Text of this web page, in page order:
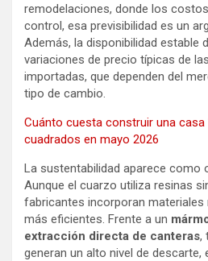
remodelaciones, donde los
control, esa previsibilidad es un
Además, la disponibilidad estable
variaciones de precio típicas de
importadas, que dependen del
tipo de cambio.
Cuánto cuesta construir una casa
cuadrados en mayo 2026
La sustentabilidad aparece como
Aunque el cuarzo utiliza resinas
fabricantes incorporan
más eficientes. Frente a un
extracción directa de canteras,
generan un alto nivel de descarte,